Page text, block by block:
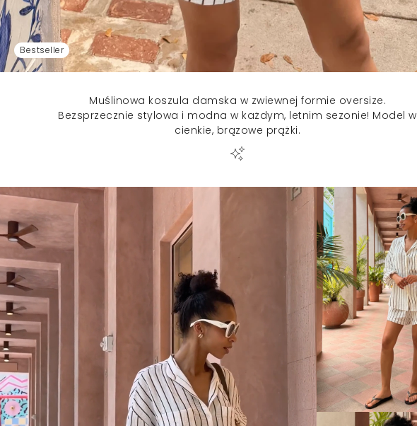
Bestseller
Muślinowa koszula damska w zwiewnej formie oversize.
Bezsprzecznie stylowa i modna w każdym, letnim sezonie! Model w
cienkie, brązowe prążki.